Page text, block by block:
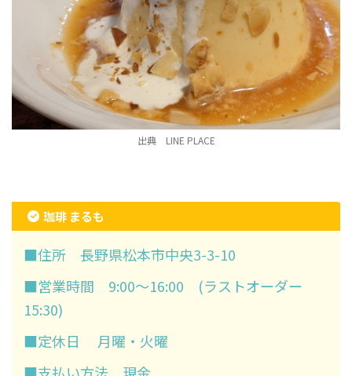
出典 LINE PLACE
珈琲 まるも
■住所 長野県松本市中央3-3-10
■営業時間 9:00～16:00 (ラストオーダー
15:30)
■定休日 月曜・火曜